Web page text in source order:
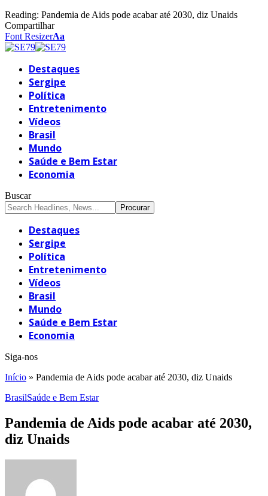
Reading: Pandemia de Aids pode acabar até 2030, diz Unaids
Compartilhar
Font ResizerAa
Destaques
Sergipe
Política
Entretenimento
Vídeos
Brasil
Mundo
Saúde e Bem Estar
Economia
Buscar
Destaques
Sergipe
Política
Entretenimento
Vídeos
Brasil
Mundo
Saúde e Bem Estar
Economia
Siga-nos
Início » Pandemia de Aids pode acabar até 2030, diz Unaids
BrasilSaúde e Bem Estar
Pandemia de Aids pode acabar até 2030,
diz Unaids